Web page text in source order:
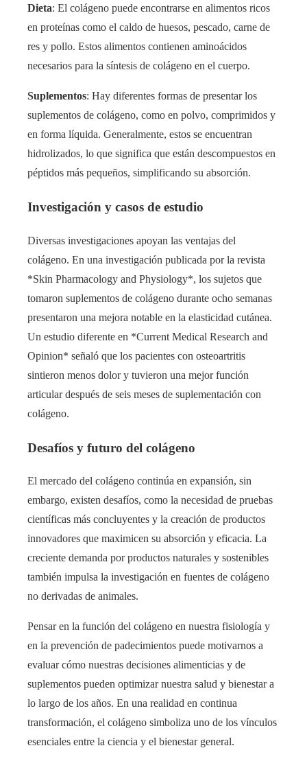
Dieta: El colágeno puede encontrarse en alimentos ricos
en proteínas como el caldo de huesos, pescado, carne de
res y pollo. Estos alimentos contienen aminoácidos
necesarios para la síntesis de colágeno en el cuerpo.
Suplementos: Hay diferentes formas de presentar los
suplementos de colágeno, como en polvo, comprimidos y
en forma líquida. Generalmente, estos se encuentran
hidrolizados, lo que significa que están descompuestos en
péptidos más pequeños, simplificando su absorción.
Investigación y casos de estudio
Diversas investigaciones apoyan las ventajas del
colágeno. En una investigación publicada por la revista
*Skin Pharmacology and Physiology*, los sujetos que
tomaron suplementos de colágeno durante ocho semanas
presentaron una mejora notable en la elasticidad cutánea.
Un estudio diferente en *Current Medical Research and
Opinion* señaló que los pacientes con osteoartritis
sintieron menos dolor y tuvieron una mejor función
articular después de seis meses de suplementación con
colágeno.
Desafíos y futuro del colágeno
El mercado del colágeno continúa en expansión, sin
embargo, existen desafíos, como la necesidad de pruebas
científicas más concluyentes y la creación de productos
innovadores que maximicen su absorción y eficacia. La
creciente demanda por productos naturales y sostenibles
también impulsa la investigación en fuentes de colágeno
no derivadas de animales.
Pensar en la función del colágeno en nuestra fisiología y
en la prevención de padecimientos puede motivarnos a
evaluar cómo nuestras decisiones alimenticias y de
suplementos pueden optimizar nuestra salud y bienestar a
lo largo de los años. En una realidad en continua
transformación, el colágeno simboliza uno de los vínculos
esenciales entre la ciencia y el bienestar general.